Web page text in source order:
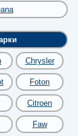
Chrysler
Foton
Citroen
Faw